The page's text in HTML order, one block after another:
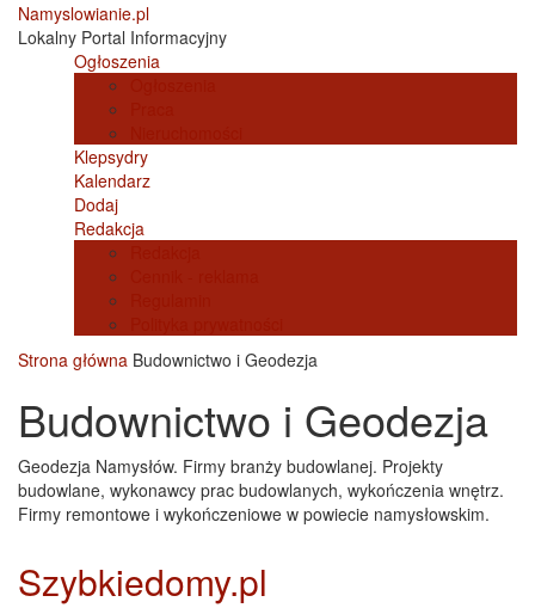
Namyslowianie.pl
Lokalny Portal Informacyjny
Ogłoszenia
Klepsydry
Kalendarz
Dodaj
Redakcja
Strona główna Budownictwo i Geodezja
Budownictwo i Geodezja
Geodezja Namysłów. Firmy branży budowlanej. Projekty
budowlane, wykonawcy prac budowlanych, wykończenia wnętrz.
Firmy remontowe i wykończeniowe w powiecie namysłowskim.
Szybkiedomy.pl